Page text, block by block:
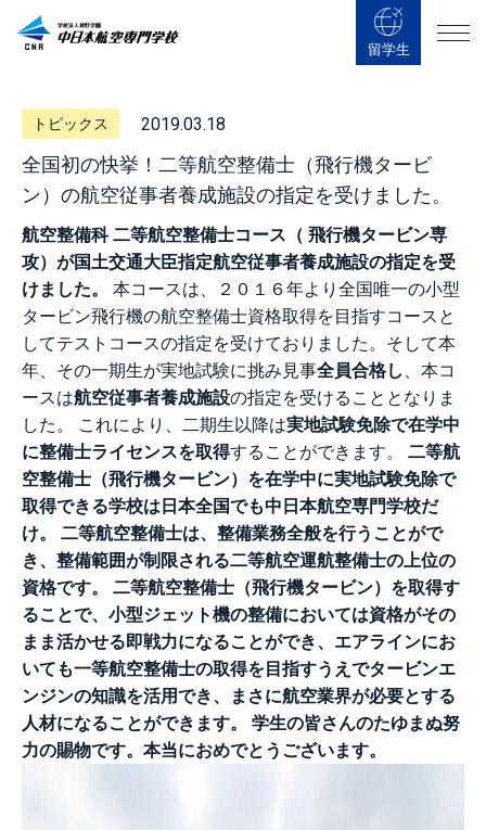
留学生
トピックス 2019.03.18
全国初の快挙！二等航空整備士（飛行機タービ
ン）の航空従事者養成施設の指定を受けました。
航空整備科 二等航空整備士コース（ 飛行機タービン専
攻）が国土交通大臣指定航空従事者養成施設の指定を受
けました。
本コースは、２０１６年より全国唯一の小型
タービン飛行機の航空整備士資格取得を目指すコースと
してテストコースの指定を受けておりました。そして本
年、その一期生が実地試験に挑み見事全員合格し
、本コ
ースは航空従事者養成施設の指定を受けることとなりま
した。 これにより、二期生以降は実地試験免除で在学中
に整備士ライセンスを取得することができます。 二等航
空整備士（飛行機タービン）を在学中に実地試験免除で
取得できる学校は日本全国でも中日本航空専門学校だ
け。 二等航空整備士は、整備業務全般を行うことがで
き、整備範囲が制限される二等航空運航整備士の上位の
資格です。
二等航空整備士（飛行機タービン）を取得す
ることで、小型ジェット機の整備においては資格がその
まま活かせる即戦力になることができ、エアラインにお
いても一等航空整備士の取得を目指すうえでタービンエ
ンジンの知識を活用でき、まさに航空業界が必要とする
人材になることができます。 学生の皆さんのたゆまぬ努
力の賜物です。本当におめでとうございます。